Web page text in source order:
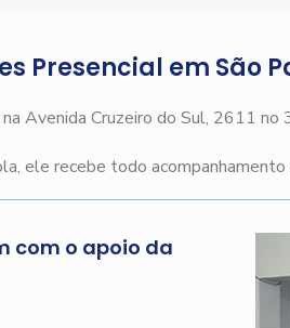
Presencial em São
Avenida Cruzeiro do Sul, 2611
ele recebe todo
com o apoio da